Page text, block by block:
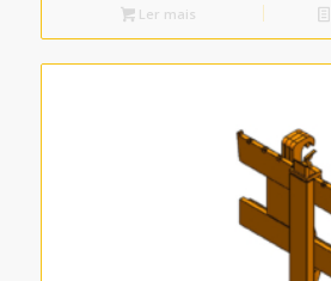
Ler mais